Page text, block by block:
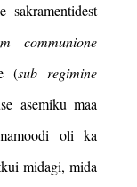
sakramentidest
communione
(sub regimine
asemiku maa
oli ka
midagi, mida